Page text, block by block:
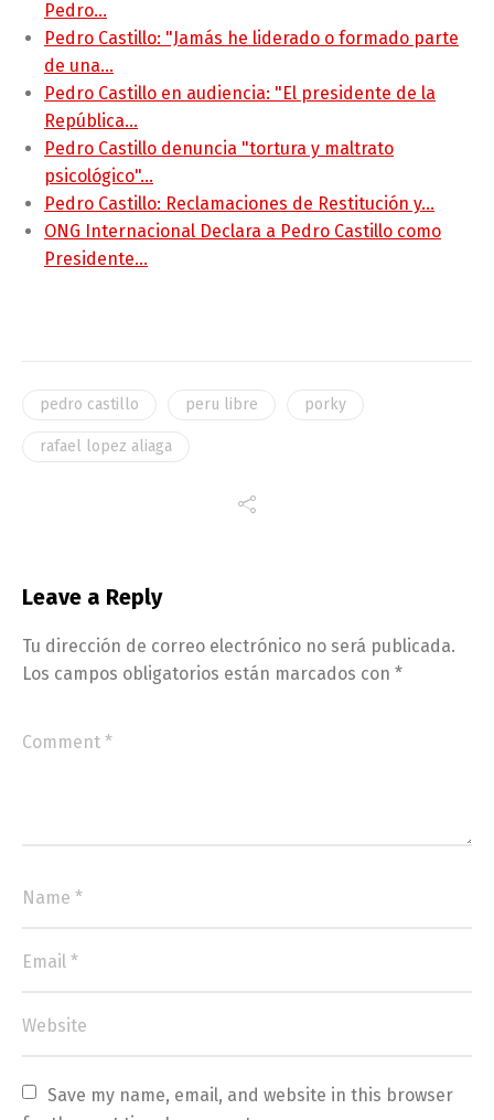
Pedro…
Pedro Castillo: "Jamás he liderado o formado parte
de una…
Pedro Castillo en audiencia: "El presidente de la
República…
Pedro Castillo denuncia "tortura y maltrato
psicológico"…
Pedro Castillo: Reclamaciones de Restitución y…
ONG Internacional Declara a Pedro Castillo como
Presidente…
pedro castillo peru libre porky
rafael lopez aliaga
Leave a Reply
Tu dirección de correo electrónico no será publicada.
Los campos obligatorios están marcados con *
Save my name, email, and website in this browser